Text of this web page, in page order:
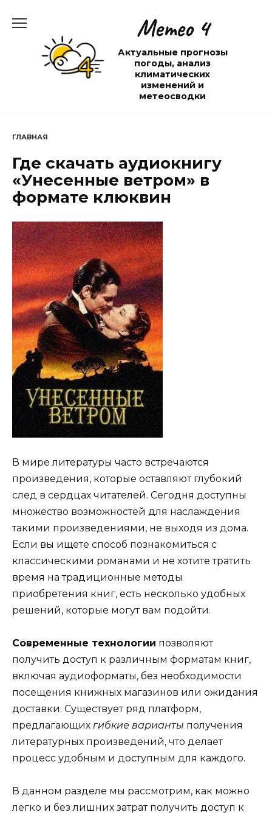
содержанию
Метео 4
Актуальные прогнозы
погоды, анализ
климатических
изменений и
метеосводки
ГЛАВНАЯ
Где скачать аудиокнигу
«Унесенные ветром» в
формате клюквин
В мире литературы часто встречаются
произведения, которые оставляют глубокий
след в сердцах читателей. Сегодня доступны
множество возможностей для наслаждения
такими произведениями, не выходя из дома.
Если вы ищете способ познакомиться с
классическими романами и не хотите тратить
время на традиционные методы
приобретения книг, есть несколько удобных
решений, которые могут вам подойти.
Современные технологии позволяют
получить доступ к различным форматам книг,
включая аудиоформаты, без необходимости
посещения книжных магазинов или ожидания
доставки. Существует ряд платформ,
предлагающих гибкие варианты получения
литературных произведений, что делает
процесс удобным и доступным для каждого.
В данном разделе мы рассмотрим, как можно
легко и без лишних затрат получить доступ к